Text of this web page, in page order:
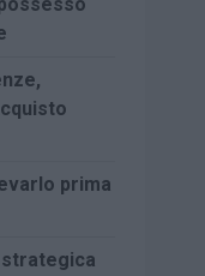
prima
strategica